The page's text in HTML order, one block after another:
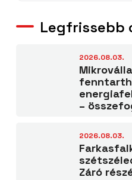
Legfrissebb
2026.08.03.
–
2026.08.03.
Záró